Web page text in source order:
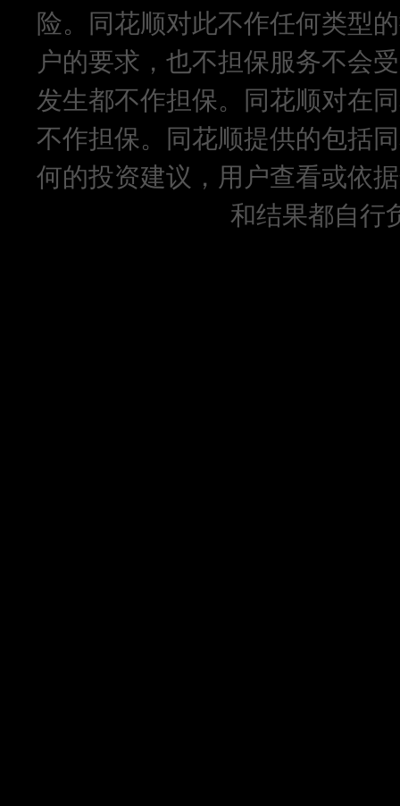
险。同花顺对此不作任何类型
户的要求，也不担保服务不会
发生都不作担保。同花顺对在
不作担保。同花顺提供的包括
何的投资建议，用户查看或依
和结果都自行